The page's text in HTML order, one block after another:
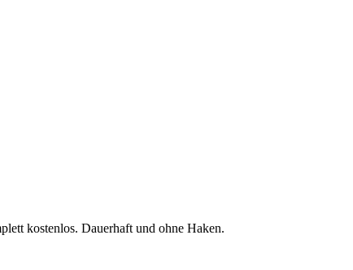
kostenlos. Dauerhaft und ohne Haken.